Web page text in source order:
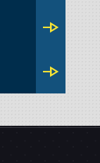
line_end_arrow
line_end_arrow